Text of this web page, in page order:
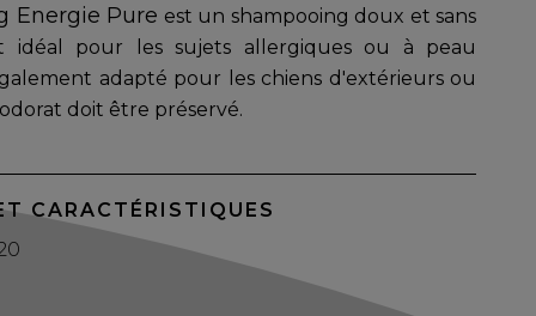
Energie Pure est un shampooing doux et sans
idéal pour les sujets allergiques ou à peau
adapté pour les chiens d'extérieurs ou
doit être préservé.
CARACTÉRISTIQUES